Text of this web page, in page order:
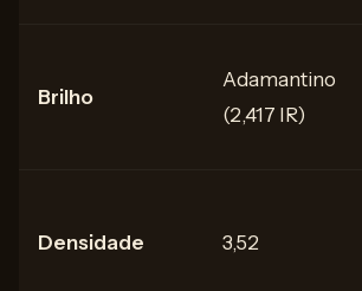
Brilho
Adamantino
(2,417 IR)
Densidade 3,52